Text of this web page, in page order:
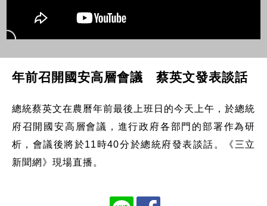
年前召開國安高層會議 蔡英文發表談話
總統蔡英文在農曆年前最後上班日的今天上午，於總統
府召開國安高層會議，進行政府各部門的部署作為研
析，會議後將於11時40分於總統府發表談話。《三立
新聞網》現場直播。